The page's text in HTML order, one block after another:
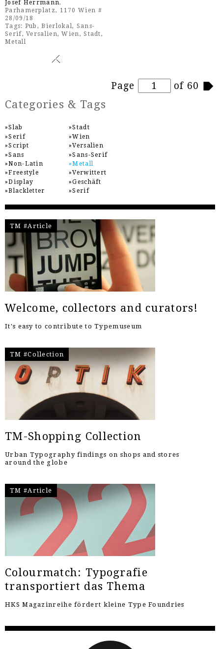
Josef Herrmann,
Parhamerplatz, 1170 Wien #
28/09/18
Tags: Pub ,Bierlokal, Sans-
Serif,Versalien,Wien,Stadt,
Metall
Page of 60
Categories & Tags
Slab
Serif
Script
Sans
Non-Latin
Freestyle
Display
Blackletter
Stadt
Wien
Versalien
Sans-Serif
Metall
Verwittert
Geschäft
Serif
TM #Article
Welcome, collectors and curators!
It's easy to contribute to Typemuseum
TM #Collection
TM-Shopping Collection
Urban Typography findings on shops and stores
around the globe
TM #Article
Colourmatch: Typografie
transportiert das Thema
HKS Magazinreihe fördert kleine Type Foundries